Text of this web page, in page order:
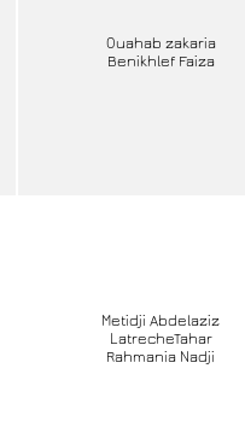
Ouahab zakaria
Benikhlef Faiza
Metidji Abdelaziz
LatrecheTahar
Rahmania Nadji